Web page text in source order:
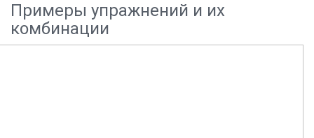
Примеры упражнений и их
комбинации